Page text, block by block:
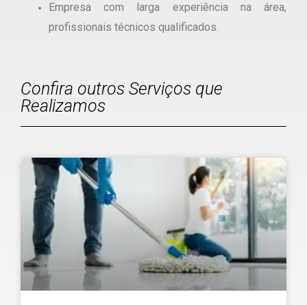
Empresa com larga experiência na área,
profissionais técnicos qualificados.
Confira outros Serviços que
Realizamos